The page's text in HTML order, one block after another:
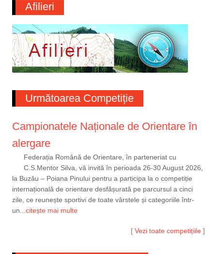
Afilieri
Următoarea Competiție
Campionatele Naționale de Orientare în
alergare
Federația Română de Orientare, în parteneriat cu
C.S.Mentor Silva, vă invită în perioada 26-30 August 2026,
la Buzău – Poiana Pinului pentru a participa la o competiție
internațională de orientare desfășurată pe parcursul a cinci
zile, ce reunește sportivi de toate vârstele și categoriile într-
un...citește mai multe
[ Vezi toate competițiile ]